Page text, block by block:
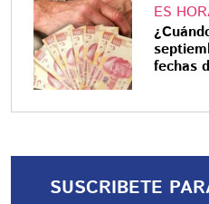
ES
fechas
SUSCRIBETE